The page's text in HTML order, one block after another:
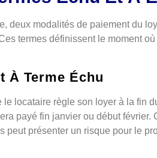
deux modalités de paiement du
termes définissent le moment
À Terme Échu
le locataire règle son loyer à la fin
payé fin janvier ou début février.
peut présenter un risque pour le